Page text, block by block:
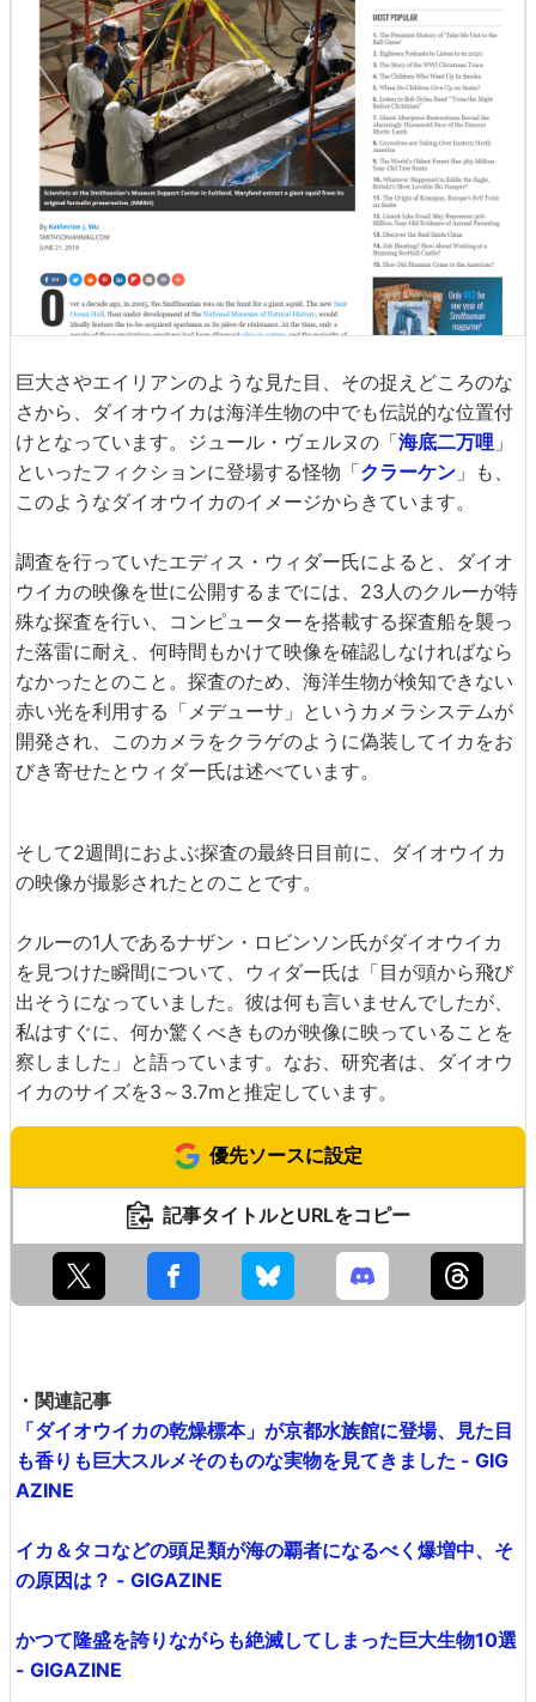
巨大さやエイリアンのような見た目、その捉えどころのな
さから、ダイオウイカは海洋生物の中でも伝説的な位置付
けとなっています。ジュール・ヴェルヌの「海底二万哩 」
といったフィクションに登場する怪物「クラーケン 」も、
このようなダイオウイカのイメージからきています。
調査を行っていたエディス・ウィダー氏によると、ダイオ
ウイカの映像を世に公開するまでには、23人のクルーが特
殊な探査を行い、コンピューターを搭載する探査船を襲っ
た落雷に耐え、何時間もかけて映像を確認しなければなら
なかったとのこと。探査のため、海洋生物が検知できない
赤い光を利用する「メデューサ」というカメラシステムが
開発され、このカメラをクラゲのように偽装してイカをお
びき寄せたとウィダー氏は述べています。
そして2週間におよぶ探査の最終日目前に、ダイオウイカ
の映像が撮影されたとのことです。
クルーの1人であるナザン・ロビンソン氏がダイオウイカ
を見つけた瞬間について、ウィダー氏は「目が頭から飛び
出そうになっていました。彼は何も言いませんでしたが、
私はすぐに、何か驚くべきものが映像に映っていることを
察しました」と語っています。なお、研究者は、ダイオウ
イカのサイズを3～3.7mと推定しています。
優先ソースに設定
記事タイトルとURLをコピー
・関連記事
「ダイオウイカの乾燥標本」が京都水族館に登場、見た目
も香りも巨大スルメそのものな実物を見てきました - GIG
AZINE
イカ＆タコなどの頭足類が海の覇者になるべく爆増中、そ
の原因は？ - GIGAZINE
かつて隆盛を誇りながらも絶滅してしまった巨大生物10選
- GIGAZINE